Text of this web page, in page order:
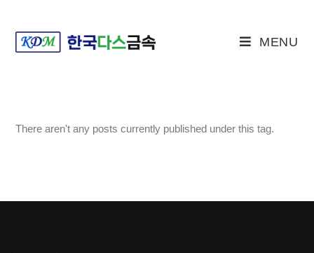
MENU
There aren't any posts currently published under this tag.